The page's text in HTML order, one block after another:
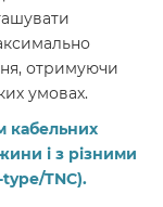
отримуючи
умовах.
кабельних
і з різними
TNC).